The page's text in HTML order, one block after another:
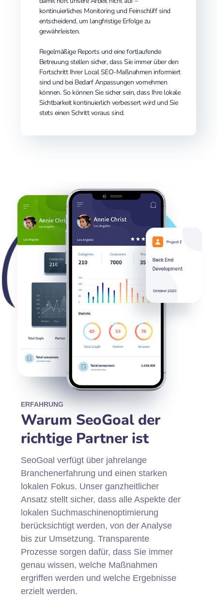
kontinuierliches Monitoring und Feinschliff sind
entscheidend, um langfristige Erfolge zu
gewährleisten.
Regelmäßige Reports und eine fortlaufende
Betreuung stellen sicher, dass Sie immer über den
Fortschritt Ihrer Local SEO-Maßnahmen informiert
sind und bei Bedarf Anpassungen vornehmen
können. So können Sie sicher sein, dass Ihre lokale
Sichtbarkeit kontinuierlich verbessert wird und Sie
stets einen Schritt voraus sind.
ERFAHRUNG
Warum SeoGoal der
richtige Partner ist
SeoGoal verfügt über jahrelange
Branchenerfahrung und einen starken
lokalen Fokus. Unser ganzheitlicher
Ansatz stellt sicher, dass alle Aspekte der
lokalen Suchmaschinenoptimierung
berücksichtigt werden, von der Analyse
bis zur Umsetzung. Transparente
Prozesse sorgen dafür, dass Sie immer
genau wissen, welche Maßnahmen
ergriffen werden und welche Ergebnisse
erzielt werden.